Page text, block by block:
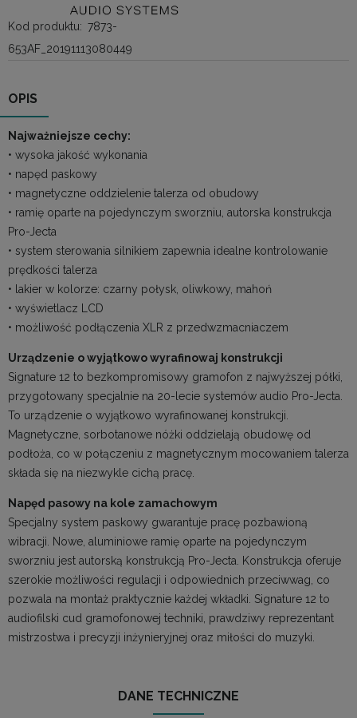
Kod produktu: 7873-
653AF_20191113080449
OPIS
Najważniejsze cechy:
• wysoka jakość wykonania
• napęd paskowy
• magnetyczne oddzielenie talerza od obudowy
• ramię oparte na pojedynczym sworzniu, autorska konstrukcja
Pro-Jecta
• system sterowania silnikiem zapewnia idealne kontrolowanie
prędkości talerza
• lakier w kolorze: czarny połysk, oliwkowy, mahoń
• wyświetlacz LCD
• możliwość podłączenia XLR z przedwzmacniaczem
Urządzenie o wyjątkowo wyrafinowaj konstrukcji
Signature 12 to bezkompromisowy gramofon z najwyższej półki,
przygotowany specjalnie na 20-lecie systemów audio Pro-Jecta.
To urządzenie o wyjątkowo wyrafinowanej konstrukcji.
Magnetyczne, sorbotanowe nóżki oddzielają obudowę od
podłoża, co w połączeniu z magnetycznym mocowaniem talerza
składa się na niezwykle cichą pracę.
Napęd pasowy na kole zamachowym
Specjalny system paskowy gwarantuje pracę pozbawioną
wibracji. Nowe, aluminiowe ramię oparte na pojedynczym
sworzniu jest autorską konstrukcją Pro-Jecta. Konstrukcja oferuje
szerokie możliwości regulacji i odpowiednich przeciwwag, co
pozwala na montaż praktycznie każdej wkładki. Signature 12 to
audiofilski cud gramofonowej techniki, prawdziwy reprezentant
mistrzostwa i precyzji inżynieryjnej oraz miłości do muzyki.
DANE TECHNICZNE